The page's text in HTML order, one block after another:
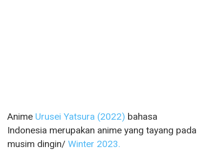
Anime Urusei Yatsura (2022) bahasa
Indonesia merupakan anime yang tayang pada
musim dingin/ Winter 2023.